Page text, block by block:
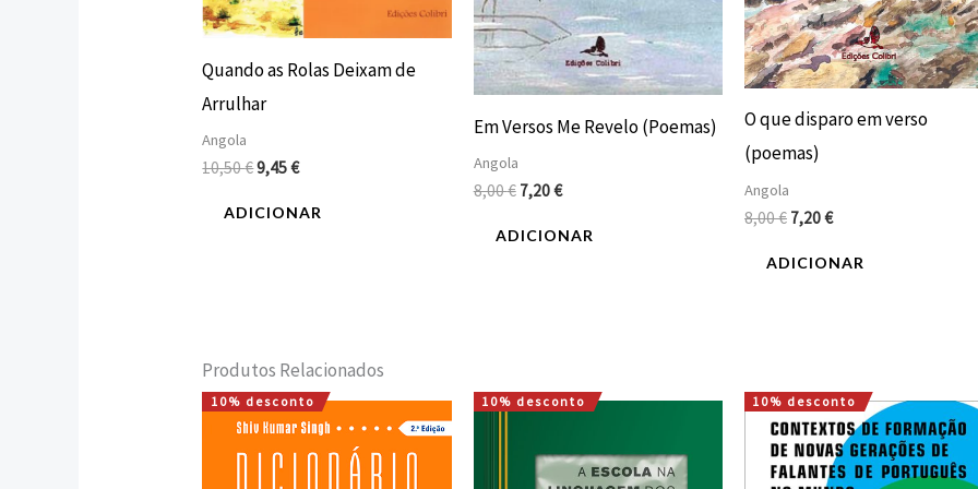
Quando as Rolas Deixam de
Arrulhar
Angola
10,50€9,45€
ADICIONAR
Em Versos Me Revelo (Poemas)
Angola
8,00€ 7,20€
ADICIONAR
O que disparo em verso
(poemas)
Angola
8,00€ 7,20€
ADICIONAR
Produtos Relacionados
10% desconto
O
preço
original
era:
O
preço
atual
10% desconto
O
original
era:
O
atual
é:
10% desconto
O
preço
original
era:
O
preço
atual
é: